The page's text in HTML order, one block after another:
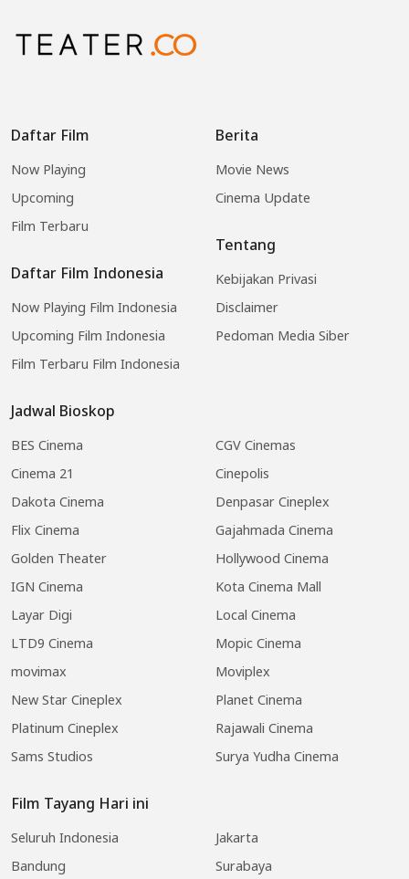
Daftar Film
Now Playing
Upcoming
Film Terbaru
Daftar Film Indonesia
Now Playing Film Indonesia
Upcoming Film Indonesia
Film Terbaru Film Indonesia
Jadwal Bioskop
BES Cinema
CGV Cinemas
Cinema 21
Cinepolis
Dakota Cinema
Denpasar Cineplex
Flix Cinema
Gajahmada Cinema
Golden Theater
Hollywood Cinema
IGN Cinema
Kota Cinema Mall
Layar Digi
Local Cinema
LTD9 Cinema
Mopic Cinema
movimax
Moviplex
New Star Cineplex
Planet Cinema
Platinum Cineplex
Rajawali Cinema
Sams Studios
Surya Yudha Cinema
Film Tayang Hari ini
Seluruh Indonesia
Jakarta
Bandung
Surabaya
Berita
Movie News
Cinema Update
Tentang
Kebijakan Privasi
Disclaimer
Pedoman Media Siber